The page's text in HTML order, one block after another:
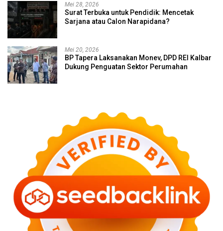
Mei 28, 2026
Surat Terbuka untuk Pendidik: Mencetak
Sarjana atau Calon Narapidana?
Mei 20, 2026
BP Tapera Laksanakan Monev, DPD REI Kalbar
Dukung Penguatan Sektor Perumahan